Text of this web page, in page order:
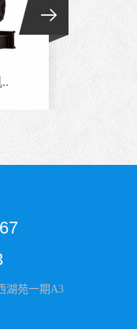
湖苑一期A3